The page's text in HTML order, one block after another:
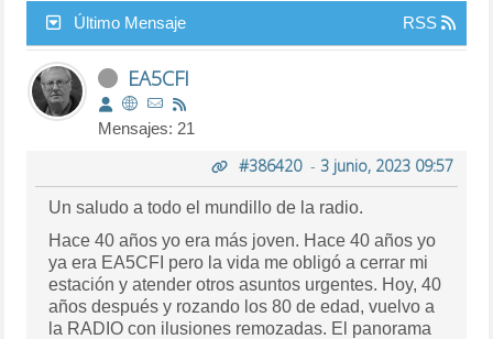
Último Mensaje RSS
EA5CFI
Mensajes: 21
#386420- 3 junio, 2023 09:57
Un saludo a todo el mundillo de la radio.
Hace 40 años yo era más joven. Hace 40 años yo
ya era EA5CFI pero la vida me obligó a cerrar mi
estación y atender otros asuntos urgentes. Hoy, 40
años después y rozando los 80 de edad, vuelvo a
la RADIO con ilusiones remozadas. El panorama